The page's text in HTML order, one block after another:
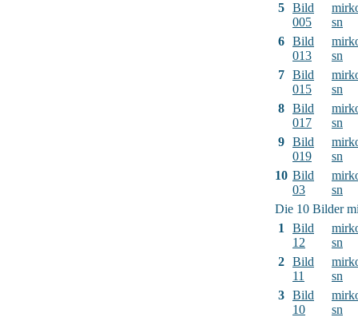
5 Bild
005
sn
6 Bild
013
sn
7 Bild
015
sn
8 Bild
017
sn
9 Bild
019
sn
10 Bild
03
sn
Die 10 Bilder
1
Bild
12
sn
2 Bild
11
sn
3 Bild
10
sn